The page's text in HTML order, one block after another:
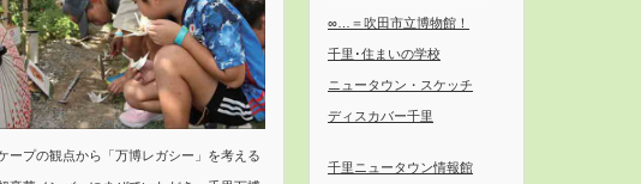
ープの観点から「万博レガシー」を考える
∞…＝吹田市立博物館！
千里･住まいの学校
ニュータウン・スケッチ
ディスカバー千里
千里ニュータウン情報館